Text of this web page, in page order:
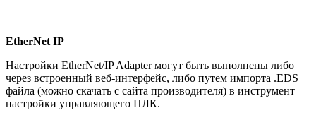
EtherNet IP
Настройки EtherNet/IP Adapter могут быть выполнены либо
через встроенный веб-интерфейс, либо путем импорта .EDS
файла (можно скачать с сайта производителя) в инструмент
настройки управляющего ПЛК.